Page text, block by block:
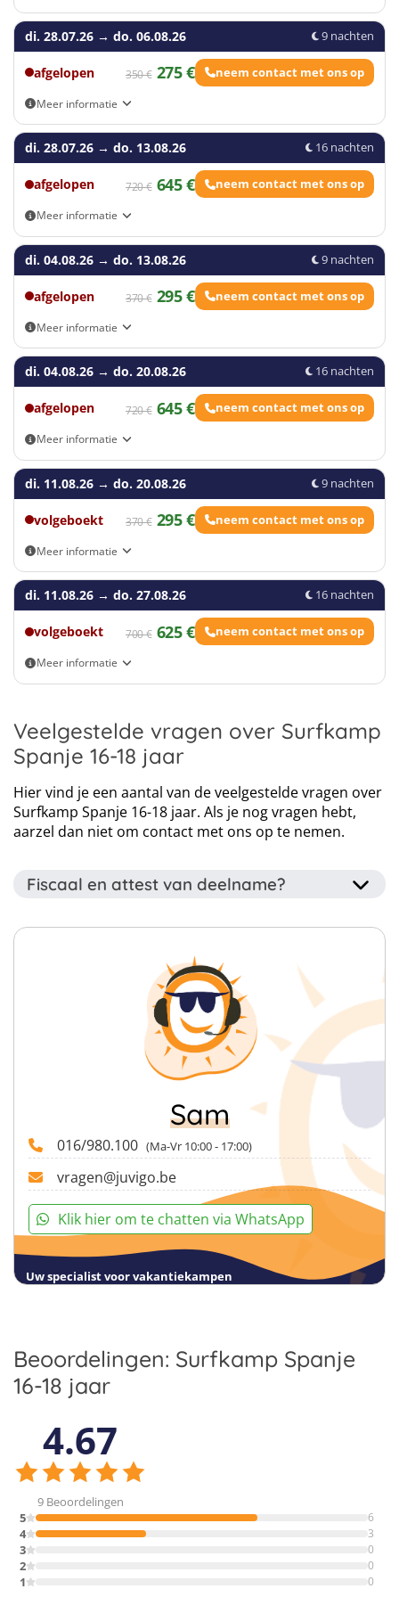
Aankomst- en vertrekmogelijkheden: Eigen vervoer, Antwerpen,
Breda, Gent, Utrecht
di. 28.07.26 → do. 06.08.26 9 nachten
afgelopen 350 € 275 € neem contact met ons op
Meer informatie
Aankomst- en vertrekmogelijkheden: Eigen vervoer, Antwerpen,
Breda, Gent, Utrecht
di. 28.07.26 → do. 13.08.26 16 nachten
afgelopen 720 € 645 € neem contact met ons op
Meer informatie
Aankomst- en vertrekmogelijkheden: Eigen vervoer, Antwerpen,
Breda, Gent, Utrecht
di. 04.08.26 → do. 13.08.26 9 nachten
afgelopen 370 € 295 € neem contact met ons op
Meer informatie
Aankomst- en vertrekmogelijkheden: Eigen vervoer, Antwerpen,
Breda, Gent, Utrecht
di. 04.08.26 → do. 20.08.26 16 nachten
afgelopen 720 € 645 € neem contact met ons op
Meer informatie
Aankomst- en vertrekmogelijkheden: Eigen vervoer, Antwerpen,
Breda, Gent, Utrecht
di. 11.08.26 → do. 20.08.26 9 nachten
volgeboekt 370 € 295 € neem contact met ons op
Meer informatie
Aankomst- en vertrekmogelijkheden: Eigen vervoer, Antwerpen,
Breda, Gent, Utrecht
di. 11.08.26 → do. 27.08.26 16 nachten
volgeboekt 700 € 625 € neem contact met ons op
Meer informatie
Veelgestelde vragen over Surfkamp
Spanje 16-18 jaar
Hier vind je een aantal van de veelgestelde vragen over
Surfkamp Spanje 16-18 jaar. Als je nog vragen hebt,
aarzel dan niet om contact met ons op te nemen.
Sam
016/980.100 (Ma-Vr 10:00 - 17:00)
vragen@juvigo.be
Klik hier om te chatten via WhatsApp
Uw specialist voor vakantiekampen
Fiscaal en attest van deelname?
Dit kamp wordt georganiseerd door een erkende
jeugdorganisatie dus na afloop krijg je een attest van
deelname. Ook ontvang je een fiscaal attest wanneer je
gedurende het kamp jonger dan 14 bent. Deze attesten
kan je onder andere gebruiken voor terugbetaling van
Beoordelingen: Surfkamp Spanje
16-18 jaar
4.67
9 Beoordelingen
5
6
4 3
3 0
2 0
1 0